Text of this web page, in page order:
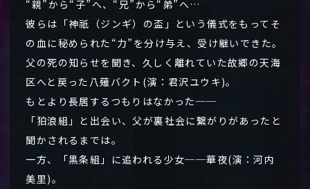
“親”から“子”へ、“兄”から“弟”へ…
彼らは「神祇（ジンギ）の盃」という儀式をもってそ
の血に秘められた“力”を分け与え、受け継いできた。
父の死の知らせを聞き、久しく離れていた故郷の天海
区へと戻った八薙バクト(演：君沢ユウキ)。
もとより長居するつもりはなかった──
「狛浪組」と出会い、父が裏社会に繋がりがあったと
聞かされるまでは。
一方、「黒条組」に追われる少女──華夜(演：河内
美里)。